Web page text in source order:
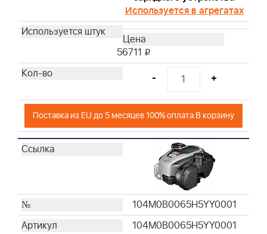
Используется в агрегатах
56711 i
- +
Поставка из EU до 5 месяцев 100% оплата В корзину
104M0B0065H5YY0001
104M0B0065H5YY0001